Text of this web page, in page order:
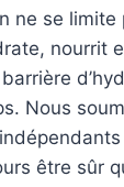
ne se
nourrit
Nous
être sûr